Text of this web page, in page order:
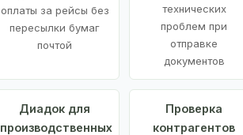
оплаты за рейсы без
пересылки бумаг
почтой
технических
проблем при
отправке
документов
Диадок для
производственных
Проверка
контрагентов